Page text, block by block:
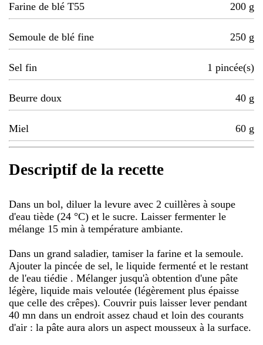
Farine de blé T55 200 g
Semoule de blé fine 250 g
Sel fin 1 pincée(s)
Beurre doux 40 g
Miel 60 g
Descriptif de la recette
Dans un bol, diluer la levure avec 2 cuillères à soupe
d'eau tiède (24 °C) et le sucre. Laisser fermenter le
mélange 15 min à température ambiante.
Dans un grand saladier, tamiser la farine et la semoule.
Ajouter la pincée de sel, le liquide fermenté et le restant
de l'eau tiédie . Mélanger jusqu'à obtention d'une pâte
légère, liquide mais veloutée (légèrement plus épaisse
que celle des crêpes). Couvrir puis laisser lever pendant
40 mn dans un endroit assez chaud et loin des courants
d'air : la pâte aura alors un aspect mousseux à la surface.